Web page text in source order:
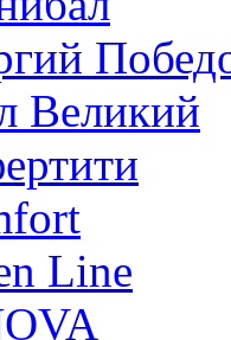
Великий
Line